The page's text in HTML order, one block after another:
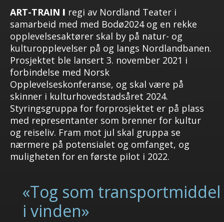
ART-TRAIN I regi av Nordland Teater i
samarbeid med med Bodø2024 og en rekke
opplevelsesaktører skal by på natur- og
kulturopplevelser på og langs Nordlandbanen.
Prosjektet ble lansert 3. november 2021 i
forbindelse med Norsk
Opplevelseskonferanse, og skal være på
skinner i kulturhovedstadsåret 2024.
Styringsgruppa for forprosjektet er på plass
med representanter som brenner for kultur
og reiseliv. Fram mot jul skal gruppa se
nærmere på potensialet og omfanget, og
muligheten for en første pilot i 2022.
«Tog som transportmiddel
i vinden»